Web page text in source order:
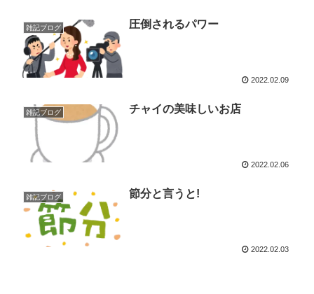
雑記ブログ 圧倒されるパワー
2022.02.09
雑記ブログ チャイの美味しいお店
2022.02.06
雑記ブログ 節分と言うと!
2022.02.03